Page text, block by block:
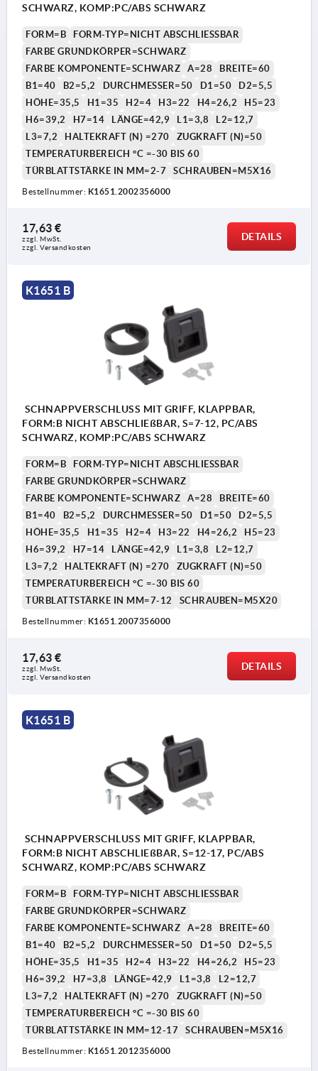
1) Türblatt
2) Rahmen
3) Griff
5) Höhe der Montagehalterung (s. Tabelle H7)
SCHWARZ, KOMP:PC/ABS SCHWARZ
FORM=B
FORM-TYP=NICHT ABSCHLIESSBAR
FARBE GRUNDKÖRPER=SCHWARZ
FARBE KOMPONENTE=SCHWARZ
A=28
BREITE=60
B1=40
B2=5,2 DURCHMESSER=50 D1=50
D2=5,5
HÖHE=35,5
H1=35 H2=4 H3=22 H4=26,2
H5=23
H6=39,2
H7=14 LÄNGE=42,9 L1=3,8
L2=12,7
L3=7,2
HALTEKRAFT (N) =270
ZUGKRAFT (N)=50
TEMPERATURBEREICH °C =-30 BIS 60
TÜRBLATTSTÄRKE IN MM=2-7
SCHRAUBEN=M5X16
Bestellnummer: K1651.2002356000
17,63 €
zzgl. MwSt.
zzgl. Versandkosten
DETAILS
K1651 B
SCHNAPPVERSCHLUSS MIT GRIFF, KLAPPBAR,
FORM:B NICHT ABSCHLIEßBAR, S=7-12, PC/ABS
SCHWARZ, KOMP:PC/ABS SCHWARZ
FORM=B
FORM-TYP=NICHT ABSCHLIESSBAR
FARBE GRUNDKÖRPER=SCHWARZ
FARBE KOMPONENTE=SCHWARZ
A=28
BREITE=60
B1=40
B2=5,2 DURCHMESSER=50 D1=50
D2=5,5
HÖHE=35,5
H1=35 H2=4 H3=22 H4=26,2
H5=23
H6=39,2
H7=14 LÄNGE=42,9 L1=3,8
L2=12,7
L3=7,2
HALTEKRAFT (N) =270
ZUGKRAFT (N)=50
TEMPERATURBEREICH °C =-30 BIS 60
TÜRBLATTSTÄRKE IN MM=7-12
SCHRAUBEN=M5X20
Bestellnummer: K1651.2007356000
17,63 €
zzgl. MwSt.
zzgl. Versandkosten
DETAILS
K1651 B
SCHNAPPVERSCHLUSS MIT GRIFF, KLAPPBAR,
FORM:B NICHT ABSCHLIEßBAR, S=12-17, PC/ABS
SCHWARZ, KOMP:PC/ABS SCHWARZ
FORM=B
FORM-TYP=NICHT ABSCHLIESSBAR
FARBE GRUNDKÖRPER=SCHWARZ
FARBE KOMPONENTE=SCHWARZ
A=28
BREITE=60
B1=40
B2=5,2 DURCHMESSER=50 D1=50
D2=5,5
HÖHE=35,5
H1=35 H2=4 H3=22 H4=26,2
H5=23
H6=39,2
H7=3,8 LÄNGE=42,9 L1=3,8
L2=12,7
L3=7,2
HALTEKRAFT (N) =270
ZUGKRAFT (N)=50
TEMPERATURBEREICH °C =-30 BIS 60
TÜRBLATTSTÄRKE IN MM=12-17
SCHRAUBEN=M5X16
Bestellnummer: K1651.2012356000